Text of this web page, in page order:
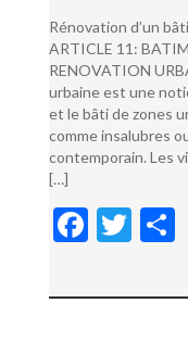
Rénovation d’un
ARTICLE 11:
RENOVATION
urbaine est une
et le bâti de zones
comme insalubres
contemporain. Les
[…]
F
e
T
itt